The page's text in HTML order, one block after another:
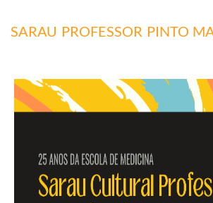
SARAU PROFESSOR PINTO